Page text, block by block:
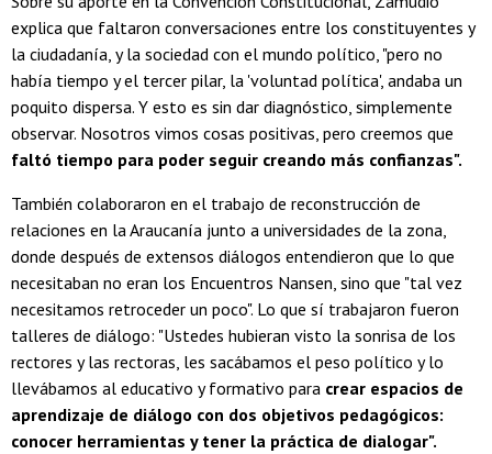
explica que faltaron conversaciones entre los constituyentes y
la ciudadanía, y la sociedad con el mundo político, "pero no
había tiempo y el tercer pilar, la 'voluntad política', andaba un
poquito dispersa. Y esto es sin dar diagnóstico, simplemente
observar. Nosotros vimos cosas positivas, pero creemos que
faltó tiempo para poder seguir creando más confianzas".
También colaboraron en el trabajo de reconstrucción de
relaciones en la Araucanía junto a universidades de la zona,
donde después de extensos diálogos entendieron que lo que
necesitaban no eran los Encuentros Nansen, sino que "tal vez
necesitamos retroceder un poco". Lo que sí trabajaron fueron
talleres de diálogo: "Ustedes hubieran visto la sonrisa de los
rectores y las rectoras, les sacábamos el peso político y lo
llevábamos al educativo y formativo para crear espacios de
aprendizaje de diálogo con dos objetivos pedagógicos:
conocer herramientas y tener la práctica de dialogar".